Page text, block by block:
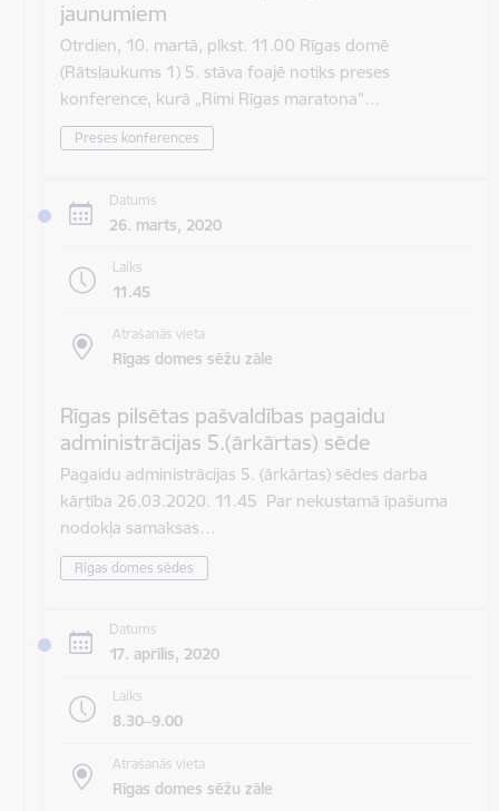
jaunumiem
Otrdien, 10. martā, plkst. 11.00 Rīgas domē
(Rātslaukums 1) 5. stāva foajē notiks preses
konference, kurā „Rimi Rīgas maratona”…
Preses konferences
Datums
26. marts, 2020
Laiks
11.45
Atrašanās vieta
Rīgas domes sēžu zāle
Rīgas pilsētas pašvaldības pagaidu
administrācijas 5.(ārkārtas) sēde
Pagaidu administrācijas 5. (ārkārtas) sēdes darba
kārtība 26.03.2020. 11.45 Par nekustamā īpašuma
nodokļa samaksas…
Rīgas domes sēdes
Datums
17. aprīlis, 2020
Laiks
8.30–9.00
Atrašanās vieta
Rīgas domes sēžu zāle